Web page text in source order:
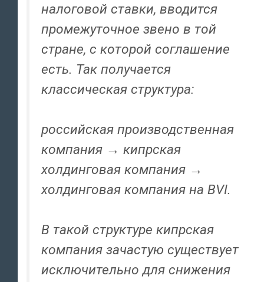
налоговой ставки, вводится
промежуточное звено в той
стране, с которой соглашение
есть. Так получается
классическая структура:
российская производственная
компания → кипрская
холдинговая компания →
холдинговая компания на BVI.
В такой структуре кипрская
компания зачастую существует
исключительно для снижения